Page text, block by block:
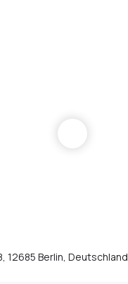
12685 Berlin, Deutschland